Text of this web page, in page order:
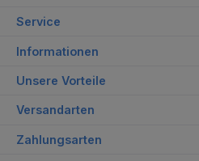
Service
Informationen
Unsere Vorteile
Versandarten
Zahlungsarten